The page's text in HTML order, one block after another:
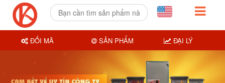
ĐỔI MÃ SẢN PHẨM ĐẠI LÝ